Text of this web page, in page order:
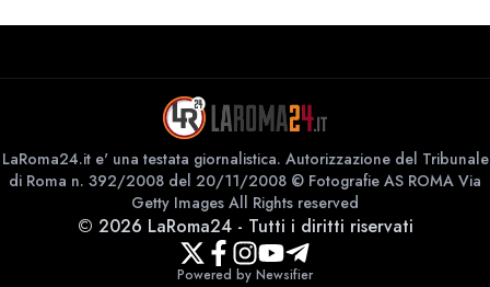
LaRoma24.it e' una testata giornalistica. Autorizzazione del Tribunale
di Roma n. 392/2008 del 20/11/2008 © Fotografie AS ROMA Via
Getty Images All Rights reserved
© 2026 LaRoma24- Tutti i diritti riservati
Powered by Newsifier